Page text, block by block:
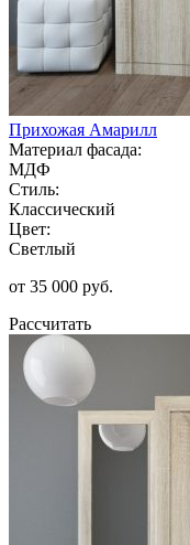
Прихожая Амарилл
Материал фасада:
МДФ
Стиль:
Классический
Цвет:
Светлый
от 35 000 руб.
Рассчитать